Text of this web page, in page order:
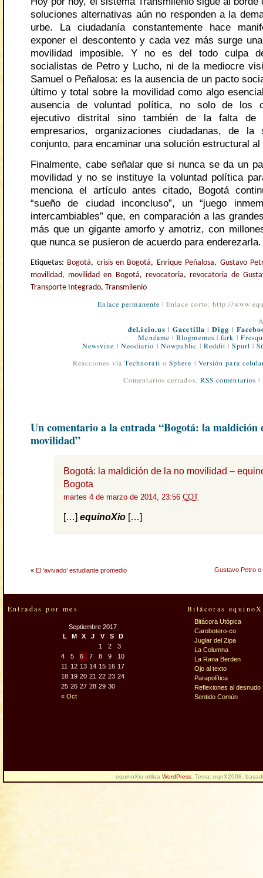
soluciones alternativas aún no responden a la
urbe. La ciudadanía constantemente hace
exponer el descontento y cada vez más surge
movilidad imposible. Y no es del todo culpa
socialistas de Petro y Lucho, ni de la mediocre
Samuel o Peñalosa: es la ausencia de un pacto
último y total sobre la movilidad como algo
ausencia de voluntad política, no solo de los
ejecutivo distrital sino también de la falta de
empresarios, organizaciones ciudadanas, de la
conjunto, para encaminar una solución estructural al
Finalmente, cabe señalar que si nunca se da un
movilidad y no se instituye la voluntad política
menciona el artículo antes citado, Bogotá
“sueño de ciudad inconcluso”, un “juego
intercambiables” que, en comparación a las
más que un gigante amorfo y amotriz, con
que nunca se pusieron de acuerdo para enderezarla.
Etiquetas: Bogotá, crisis en Bogotá, Enrique Peñalosa, Gustavo
movilidad, movilidad en Bogotá, revocatoria,revocatoria de
Transporte Integrado, Transmilenio
Enlace permanente | Enlace corto: http://
del.icio.us |Gacetilla |Digg
Menéame |Blogmemes |fark
Newsvine
Neodiario Nowpublic Reddit |Spurl |
Reacciones vía Technorati o Sphere Versión para
Comentarios cerrados. RSS comentarios |
Un comentario a la entrada “Bogotá: la maldición
movilidad”
Bogotá: la maldición de la no movilidad –
Bogota
martes 4 de marzo de 2014, 23:56 COT
[…] equinoXio […]
« El ‘avivado’ estudiante promedio Gustavo Petro o
Entradas por mes
Septiembre 2017
L
M X J V S D
« Oct
1 2
3
4
5 6 7 8 9
10
11
12 13 14 15 16 17
18 19 20 21 22 23 24
25 26 27 28 29 30
Bitácoras
Bitácora Utópica
Carobotero-co
Juglar del Zipa
La Columna
La Rana Berden
Ojo al texto
Parapolítica
Reflexiones al desnudo
Sentido Común
equinoXio utiliza WordPress. Tema: eqnX2008,